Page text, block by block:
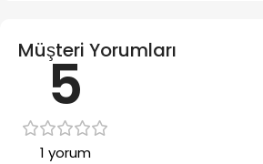
Müşteri Yorumları
5
1 yorum